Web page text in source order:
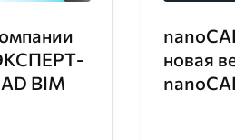
BIM
новая